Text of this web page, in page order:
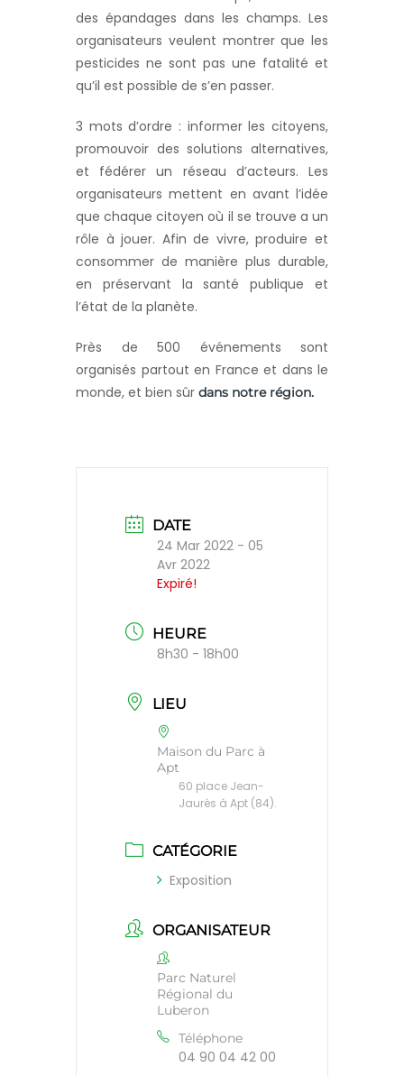
des épandages dans les champs. Les
organisateurs veulent montrer que les
pesticides ne sont pas une fatalité et
qu’il est possible de s’en passer.
3 mots d’ordre : informer les citoyens,
promouvoir des solutions alternatives,
et fédérer un réseau d’acteurs. Les
organisateurs mettent en avant l’idée
que chaque citoyen où il se trouve a un
rôle à jouer. Afin de vivre, produire et
consommer de manière plus durable,
en préservant la santé publique et
l’état de la planète.
Près de 500 événements sont
organisés partout en France et dans le
monde, et bien sûr dans notre région.
DATE
24 Mar 2022 - 05
Avr 2022
Expiré!
HEURE
8h30 - 18h00
LIEU
Maison du Parc à
Apt
60 place Jean-
Jaurès à Apt (84).
CATÉGORIE
Exposition
ORGANISATEUR
Parc Naturel
Régional du
Luberon
Téléphone
04 90 04 42 00